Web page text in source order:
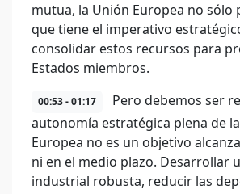
mutua, la Unión Europea no sólo
que tiene el imperativo
consolidar estos recursos para
Estados miembros.
00:53 - 01:17
Pero debemos ser
autonomía estratégica plena de
Europea no es un objetivo
ni en el medio plazo. Desarrollar
industrial robusta, reducir las